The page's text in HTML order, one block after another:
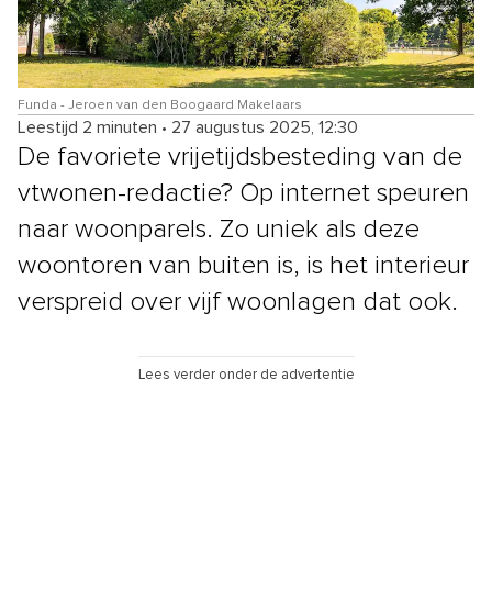
Funda - Jeroen van den Boogaard Makelaars
Leestijd 2 minuten • 27 augustus 2025, 12:30
De favoriete vrijetijdsbesteding van de
vtwonen-redactie? Op internet speuren
naar woonparels. Zo uniek als deze
woontoren van buiten is, is het interieur
verspreid over vijf woonlagen dat ook.
Lees verder onder de advertentie